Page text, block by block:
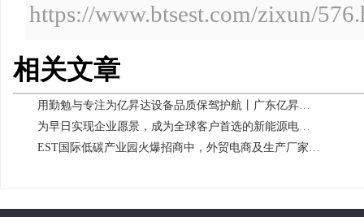
https://www.btsest.com/zixun/
相关文章